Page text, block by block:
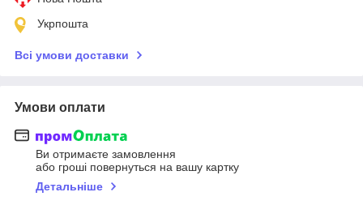
Укрпошта
Всі умови доставки
Умови оплати
Ви отримаєте замовлення
або гроші повернуться на вашу картку
Детальніше